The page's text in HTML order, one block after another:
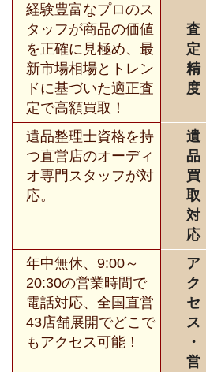
経験豊富なプロのス
タッフが商品の価値
を正確に見極め、最
新市場相場とトレン
ドに基づいた適正査
定で高額買取！
査
定
精
度
遺品整理士資格を持
つ直営店のオーディ
オ専門スタッフが対
応。
遺
品
買
取
対
応
年中無休、9:00～
20:30の営業時間で
電話対応、全国直営
43店舗展開でどこで
もアクセス可能！
ア
ク
セ
ス
・
営